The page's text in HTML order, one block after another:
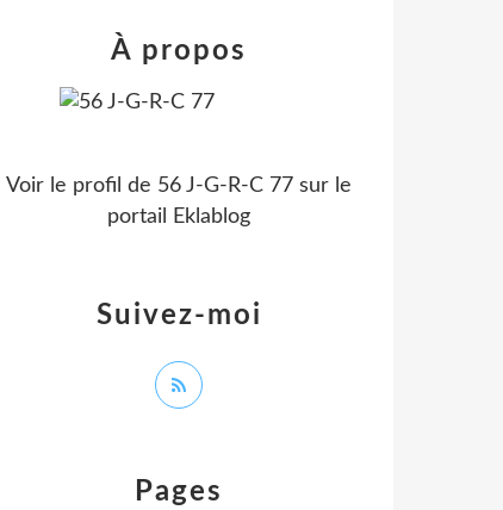
Pages
Suivez-moi
À propos
Voir le profil de 56 J-G-R-C 77 sur le
portail Eklablog